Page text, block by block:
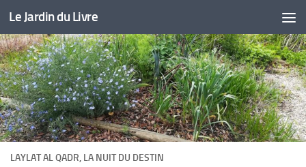
Skip to content
Le Jardin du Livre
LAYLAT AL QADR, LA NUIT DU DESTIN